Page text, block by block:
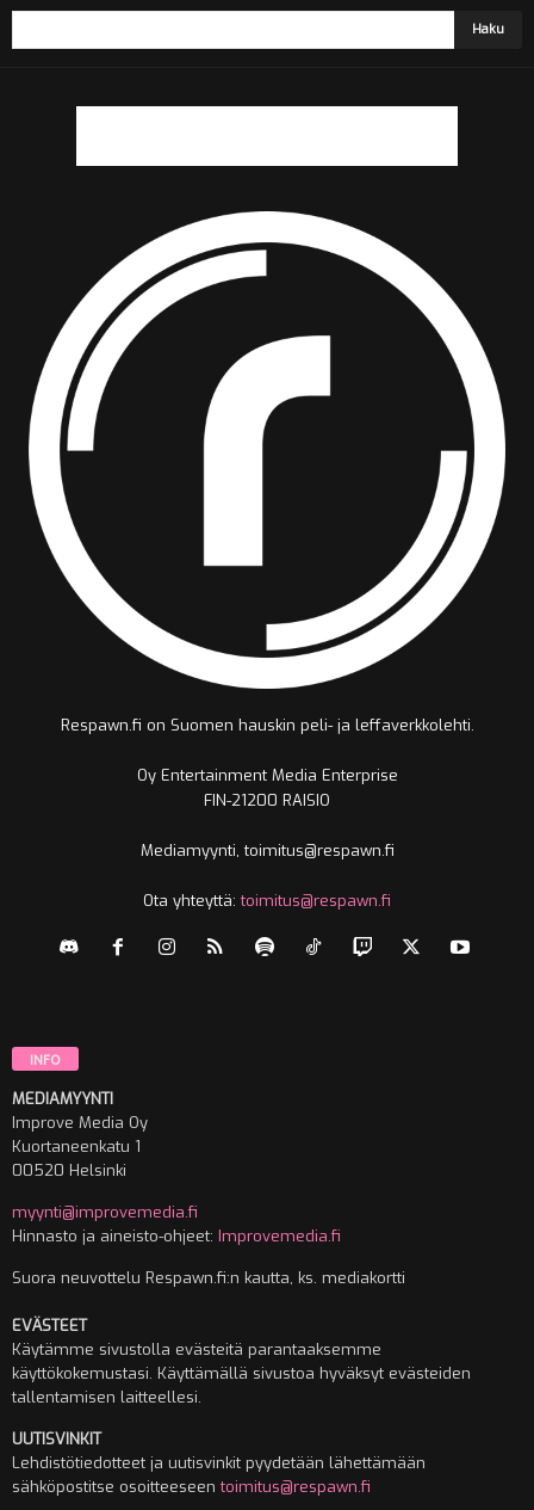
Respawn.fi on Suomen hauskin peli- ja leffaverkkolehti.
Oy Entertainment Media Enterprise
FIN-21200 RAISIO
Mediamyynti, toimitus@respawn.fi
Ota yhteyttä:toimitus@respawn.fi
INFO
MEDIAMYYNTI
Improve Media Oy
Kuortaneenkatu 1
00520 Helsinki
myynti@improvemedia.fi
Hinnasto ja aineisto-ohjeet: Improvemedia.fi
Suora neuvottelu Respawn.fi:n kautta, ks. mediakortti
EVÄSTEET
Käytämme sivustolla evästeitä parantaaksemme
käyttökokemustasi. Käyttämällä sivustoa hyväksyt evästeiden
tallentamisen laitteellesi.
UUTISVINKIT
Lehdistötiedotteet ja uutisvinkit pyydetään lähettämään
sähköpostitse osoitteeseentoimitus@respawn.fi